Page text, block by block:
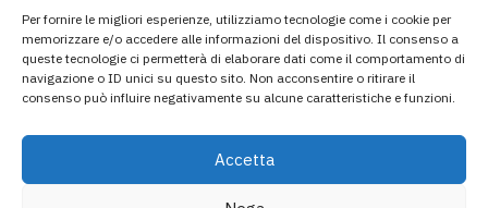
Per fornire le migliori esperienze, utilizziamo tecnologie come i cookie per
memorizzare e/o accedere alle informazioni del dispositivo. Il consenso a
queste tecnologie ci permetterà di elaborare dati come il comportamento di
navigazione o ID unici su questo sito. Non acconsentire o ritirare il
consenso può influire negativamente su alcune caratteristiche e funzioni.
Accetta
info@italiacommunication.com
Telefono: 0345 41834